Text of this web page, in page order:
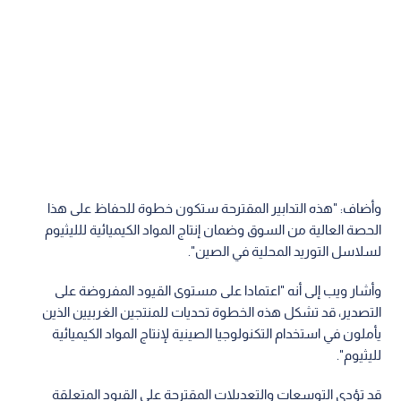
وأضاف: "هذه التدابير المقترحة ستكون خطوة للحفاظ على هذا
الحصة العالية من السوق وضمان إنتاج المواد الكيميائية للليثيوم
لسلاسل التوريد المحلية في الصين".
وأشار ويب إلى أنه "اعتمادا على مستوى القيود المفروضة على
التصدير، قد تشكل هذه الخطوة تحديات للمنتجين الغربيين الذين
يأملون في استخدام التكنولوجيا الصينية لإنتاج المواد الكيميائية
لليثيوم".
قد تؤدي التوسعات والتعديلات المقترحة على القيود المتعلقة